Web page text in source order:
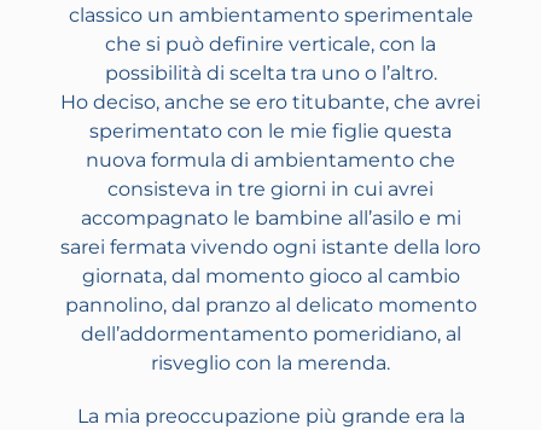
classico un ambientamento sperimentale
che si può definire verticale, con la
possibilità di scelta tra uno o l’altro.
Ho deciso, anche se ero titubante, che avrei
sperimentato con le mie figlie questa
nuova formula di ambientamento che
consisteva in tre giorni in cui avrei
accompagnato le bambine all’asilo e mi
sarei fermata vivendo ogni istante della loro
giornata, dal momento gioco al cambio
pannolino, dal pranzo al delicato momento
dell’addormentamento pomeridiano, al
risveglio con la merenda.
La mia preoccupazione più grande era la